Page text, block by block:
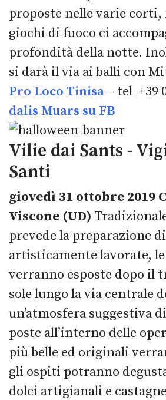
proposte nelle varie corti,
giochi di fuoco ci
profondità della notte.
si darà il via ai balli con
Pro Loco Tinisa – tel +39
dalis Muars su FB
Vilie dai Sants -
Santi
giovedì 31 ottobre 2019
Viscone (UD)
prevede la preparazione
artisticamente lavorate,
verranno esposte dopo il
sole lungo la via centrale
un’atmosfera suggestiva
poste all’interno delle
più belle ed originali
gli ospiti potranno
dolci artigianali e